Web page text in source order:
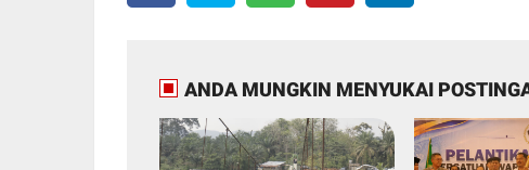
ANDA MUNGKIN MENYUKAI